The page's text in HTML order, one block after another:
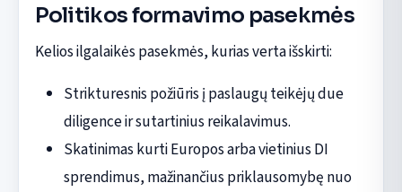
Politikos formavimo pasekmės
Kelios ilgalaikės pasekmės, kurias verta išskirti:
Strikturesnis požiūris į paslaugų teikėjų due
diligence ir sutartinius reikalavimus.
Skatinimas kurti Europos arba vietinius DI
sprendimus, mažinančius priklausomybę nuo